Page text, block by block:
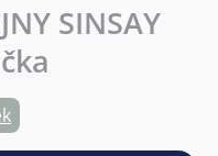
SINSAY